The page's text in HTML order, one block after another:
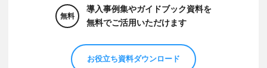
無料
導入事例集やガイドブック資料を
無料でご活用いただけます
お役立ち資料ダウンロード